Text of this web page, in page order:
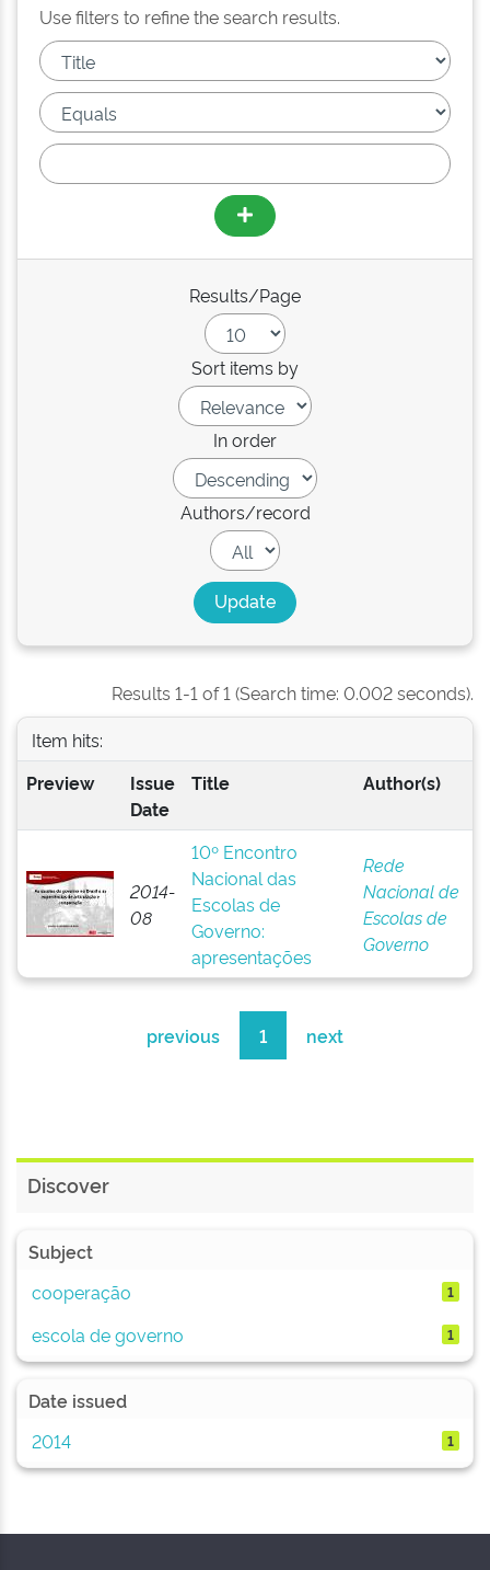
Use filters to refine the search results.
Results/Page
Sort items by
In order
Authors/record
Results 1-1 of 1 (Search time: 0.002 seconds).
Item hits:
Preview
Issue
Date
Title Author(s)
2014-
08
10º Encontro
Nacional das
Escolas de
Governo:
apresentações
Rede
Nacional de
Escolas de
Governo
previous 1 next
Discover
Subject
cooperação
1
escola de governo 1
Date issued
2014
1